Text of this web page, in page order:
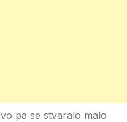
pa se stvaralo malo